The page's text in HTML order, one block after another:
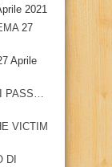
2021
27
Aprile
PASS…
VICTIM
DI